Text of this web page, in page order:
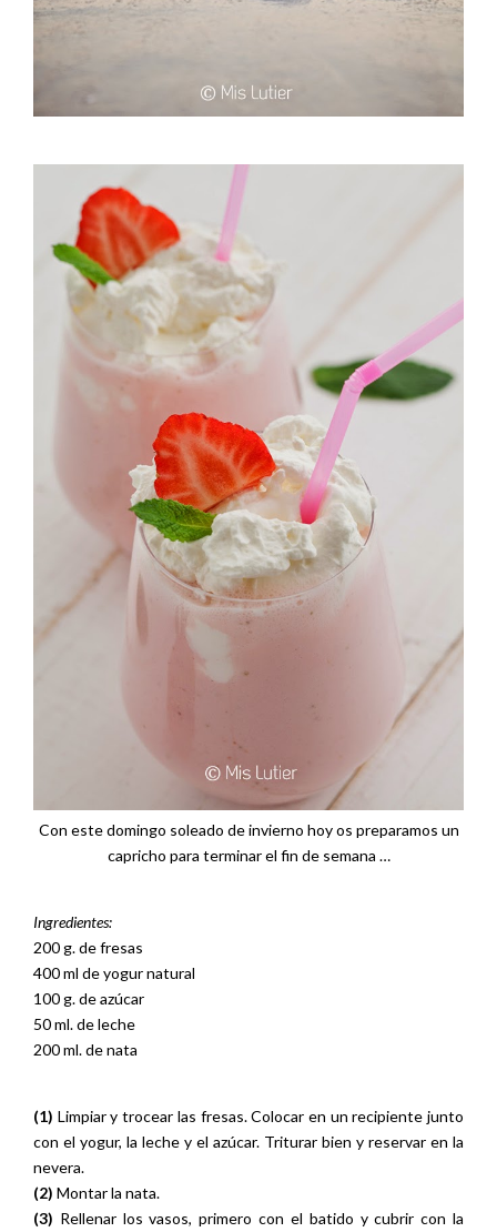
Con este domingo soleado de invierno hoy os preparamos un
capricho para terminar el fin de semana …
Ingredientes:
200 g. de fresas
400 ml de yogur natural
100 g. de azúcar
50 ml. de leche
200 ml. de nata
(1) Limpiar y trocear las fresas. Colocar en un recipiente junto
con el yogur, la leche y el azúcar. Triturar bien y reservar en la
nevera.
(2) Montar la nata.
(3) Rellenar los vasos, primero con el batido y cubrir con la